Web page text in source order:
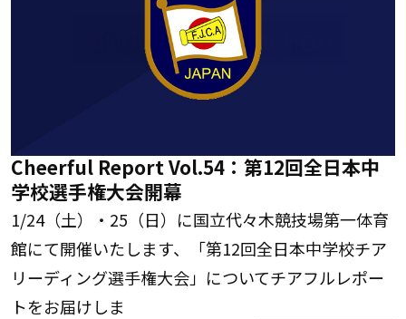
Cheerful Report Vol.54：第12回全日本中
学校選手権大会開幕
1/24（土）・25（日）に国立代々木競技場第一体育
館にて開催いたします、「第12回全日本中学校チア
リーディング選手権大会」についてチアフルレポー
トをお届けしま